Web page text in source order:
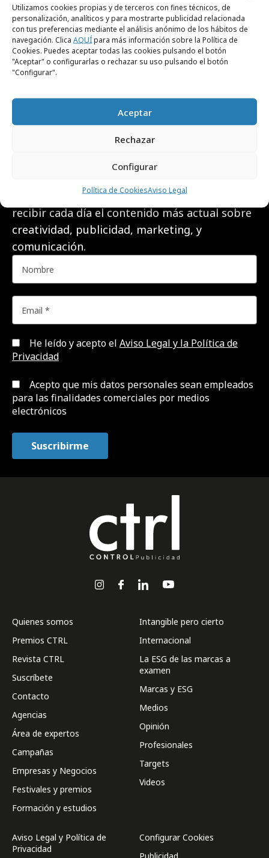
Utilizamos cookies propias y de terceros con fines técnicos, de
personalización, analíticos y para mostrarte publicidad relacionada
con tus preferencias mediante el análisis anónimo de los hábitos de
navegación. Clica AQUÍpara más información sobre la Política de
Cookies. Puedes aceptar todas las cookies pulsando el botón
"Aceptar" o configurarlas o rechazar su uso pulsando el botón
"Configurar".
Aceptar
Rechazar
Configurar
Política de CookiesAviso Legal
TikTok y el live shopping
Aida Caba
Global Brand Business Partner de Cabify
RECIBE NUESTRA
NEWSLETTER
Suscríbete gratis a nuestra newsletter para
recibir cada día el contenido más actual sobre
creatividad, publicidad, marketing, y
comunicación.
He leído y acepto el Aviso Legal y la Política de
Privacidad
Acepto que mis datos personales sean empleados
para las finalidades comerciales por medios
electrónicos
Quienes somos
Premios CTRL
Revista CTRL
Suscríbete
Contacto
Agencias
Área de expertos
Campañas
Empresas y Negocios
Festivales y premios
Formación y estudios
Intangible pero cierto
Internacional
La ESG de las marcas a
examen
Marcas y ESG
Medios
Opinión
Profesionales
Targets
Videos
Aviso Legal y Política de
Privacidad
Configurar Cookies